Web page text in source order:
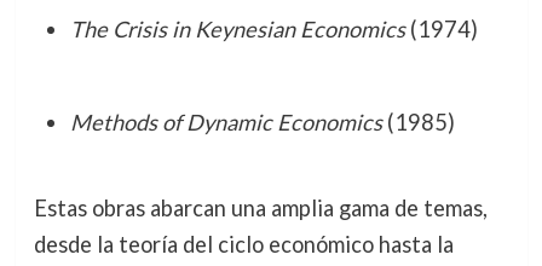
The Crisis in Keynesian Economics(1974)
Methods of Dynamic Economics(1985)
Estas obras abarcan una amplia gama de temas,
desde la teoría del ciclo económico hasta la